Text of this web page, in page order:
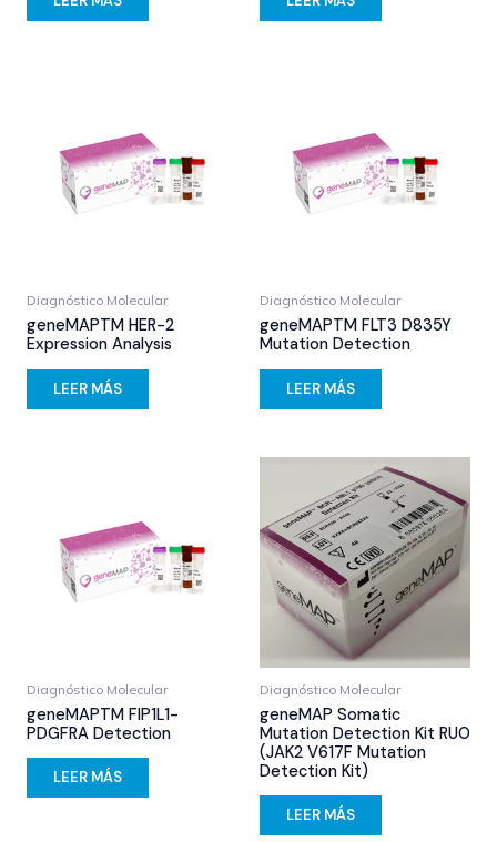
Diagnóstico Molecular
geneMAPTM HER-2
Expression Analysis
LEER MÁS
Diagnóstico Molecular
geneMAPTM FLT3 D835Y
Mutation Detection
LEER MÁS
Diagnóstico Molecular
geneMAPTM FIP1L1-
PDGFRA Detection
LEER MÁS
Diagnóstico Molecular
geneMAP Somatic
Mutation Detection Kit RUO
(JAK2 V617F Mutation
Detection Kit)
LEER MÁS